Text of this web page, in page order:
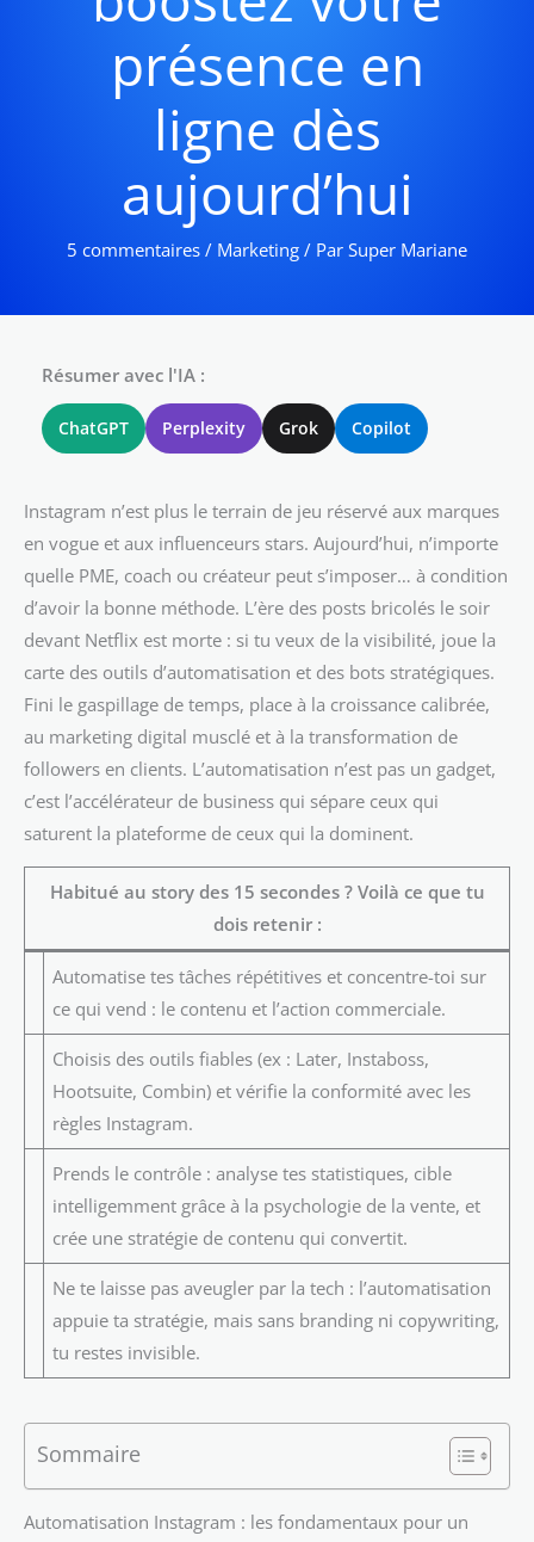
présence en
ligne dès
aujourd’hui
5 commentaires / Marketing / Par Super Mariane
Résumer avec l'IA :
ChatGPT Perplexity Grok Copilot
Instagram n’est plus le terrain de jeu réservé aux marques
en vogue et aux influenceurs stars. Aujourd’hui, n’importe
quelle PME, coach ou créateur peut s’imposer… à condition
d’avoir la bonne méthode. L’ère des posts bricolés le soir
devant Netflix est morte : si tu veux de la visibilité, joue la
carte des outils d’automatisation et des bots stratégiques.
Fini le gaspillage de temps, place à la croissance calibrée,
au marketing digital musclé et à la transformation de
followers en clients. L’automatisation n’est pas un gadget,
c’est l’accélérateur de business qui sépare ceux qui
saturent la plateforme de ceux qui la dominent.
Habitué au story des 15 secondes ? Voilà ce que tu
dois retenir :
Automatise tes tâches répétitives et concentre-toi sur
ce qui vend : le contenu et l’action commerciale.
Choisis des outils fiables (ex : Later, Instaboss,
Hootsuite, Combin) et vérifie la conformité avec les
règles Instagram.
Prends le contrôle : analyse tes statistiques, cible
intelligemment grâce à la psychologie de la vente, et
crée une stratégie de contenu qui convertit.
Ne te laisse pas aveugler par la tech : l’automatisation
appuie ta stratégie, mais sans branding ni copywriting,
tu restes invisible.
Sommaire
Automatisation Instagram : les fondamentaux pour un